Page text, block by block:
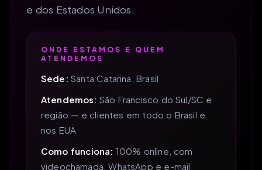
e dos Estados Unidos.
ONDE ESTAMOS E QUEM
ATENDEMOS
Sede: Santa Catarina, Brasil
Atendemos: São Francisco do Sul/SC e
região — e clientes em todo o Brasil e
nos EUA
Como funciona: 100% online, com
videochamada, WhatsApp e e-mail